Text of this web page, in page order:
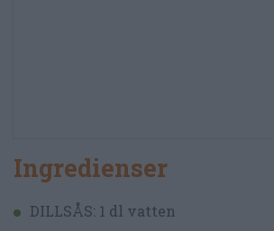
Ingredienser
DILLSÅS: 1 dl vatten